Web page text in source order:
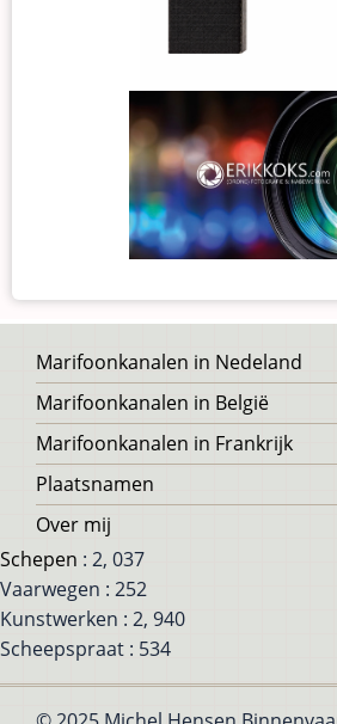
Voet
Marifoonkanalen in Nedeland
Marifoonkanalen in België
Marifoonkanalen in Frankrijk
Plaatsnamen
Over mij
Schepen : 2, 037
Vaarwegen : 252
Kunstwerken : 2, 940
Scheepspraat : 534